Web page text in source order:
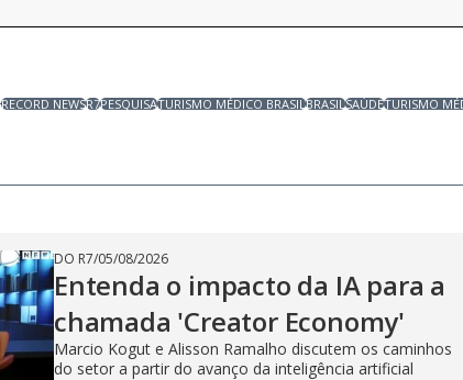
RECORD NEWSR7PESQUISATURISMO MÉDICO BRASILBRASILSAÚDETURISMO
DO R7/05/08/2026
Entenda o impacto da IA para a
chamada 'Creator Economy'
Marcio Kogut e Alisson Ramalho discutem os caminhos
do setor a partir do avanço da inteligência artificial